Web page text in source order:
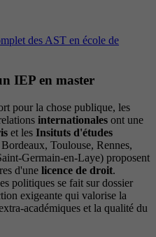
des AST en école de
IEP en master
pour la chose publique, les
internationales ont une
et les Insituts d'études
Toulouse, Rennes,
Germain-en-Laye) proposent
d'une licence de droit.
politiques se fait sur dossier
exigeante qui valorise la
académiques et la qualité du